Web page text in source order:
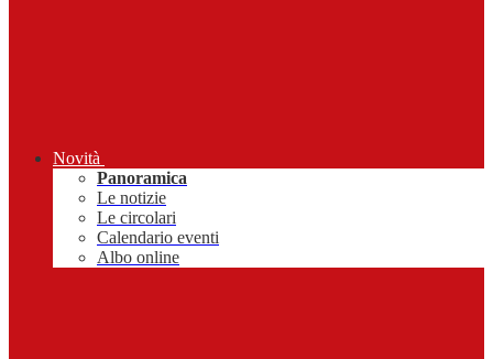
Novità
Panoramica
Le notizie
Le circolari
Calendario eventi
Albo online